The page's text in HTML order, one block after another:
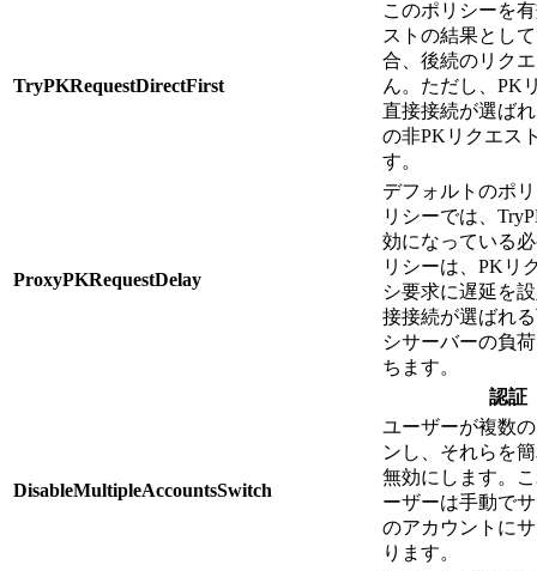
TryPKRequestDirectFirst
このポリシーを
ストの結果とし
合、後続のリク
ん。ただし、PK
直接接続が選ば
の非PKリクエス
す。
ProxyPKRequestDelay
デフォルトのポ
リシーでは、
効になっている
リシーは、PKリ
シ要求に遅延を
接接続が選ばれ
シサーバーの負
ちます。
認証
DisableMultipleAccountsSwitch
ユーザーが複数
ンし、それらを
無効にします。
ーザーは手動で
のアカウントに
ります。